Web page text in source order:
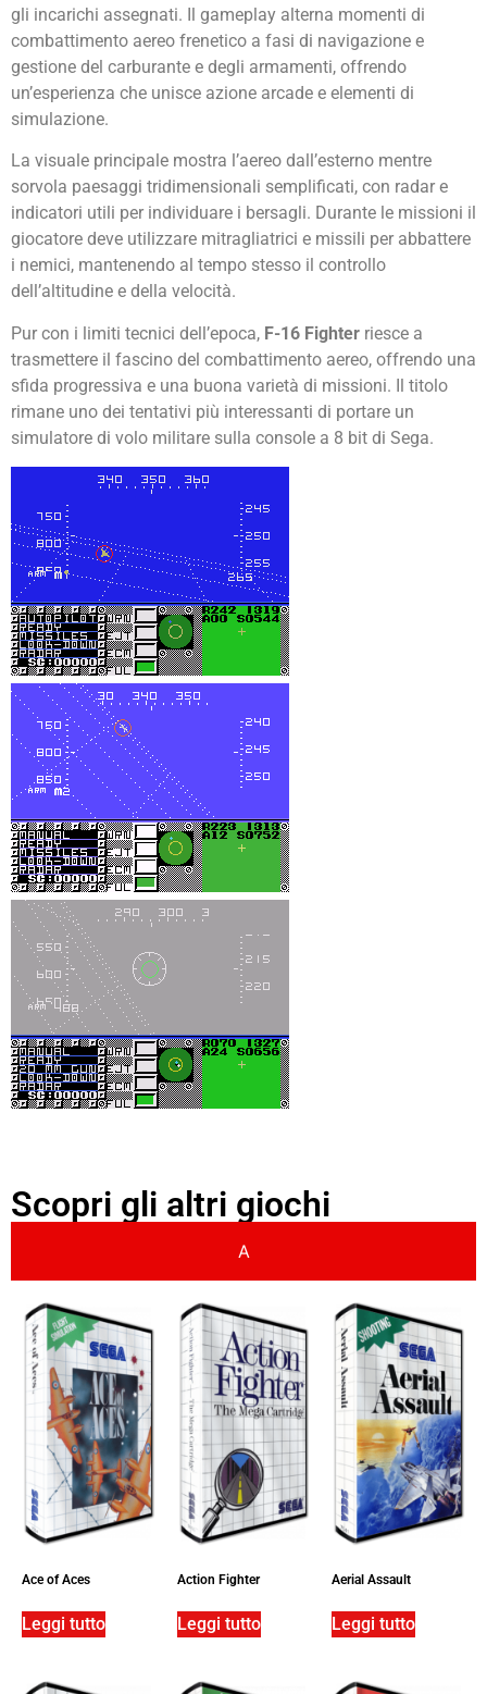
gli incarichi assegnati. Il gameplay alterna momenti di
combattimento aereo frenetico a fasi di navigazione e
gestione del carburante e degli armamenti, offrendo
un’esperienza che unisce azione arcade e elementi di
simulazione.
La visuale principale mostra l’aereo dall’esterno mentre
sorvola paesaggi tridimensionali semplificati, con radar e
indicatori utili per individuare i bersagli. Durante le missioni il
giocatore deve utilizzare mitragliatrici e missili per abbattere
i nemici, mantenendo al tempo stesso il controllo
dell’altitudine e della velocità.
Pur con i limiti tecnici dell’epoca, F-16 Fighter riesce a
trasmettere il fascino del combattimento aereo, offrendo una
sfida progressiva e una buona varietà di missioni. Il titolo
rimane uno dei tentativi più interessanti di portare un
simulatore di volo militare sulla console a 8 bit di Sega.
Scopri gli altri giochi
A
Ace of Aces
Leggi tutto
Action Fighter
Leggi tutto
Aerial Assault
Leggi tutto